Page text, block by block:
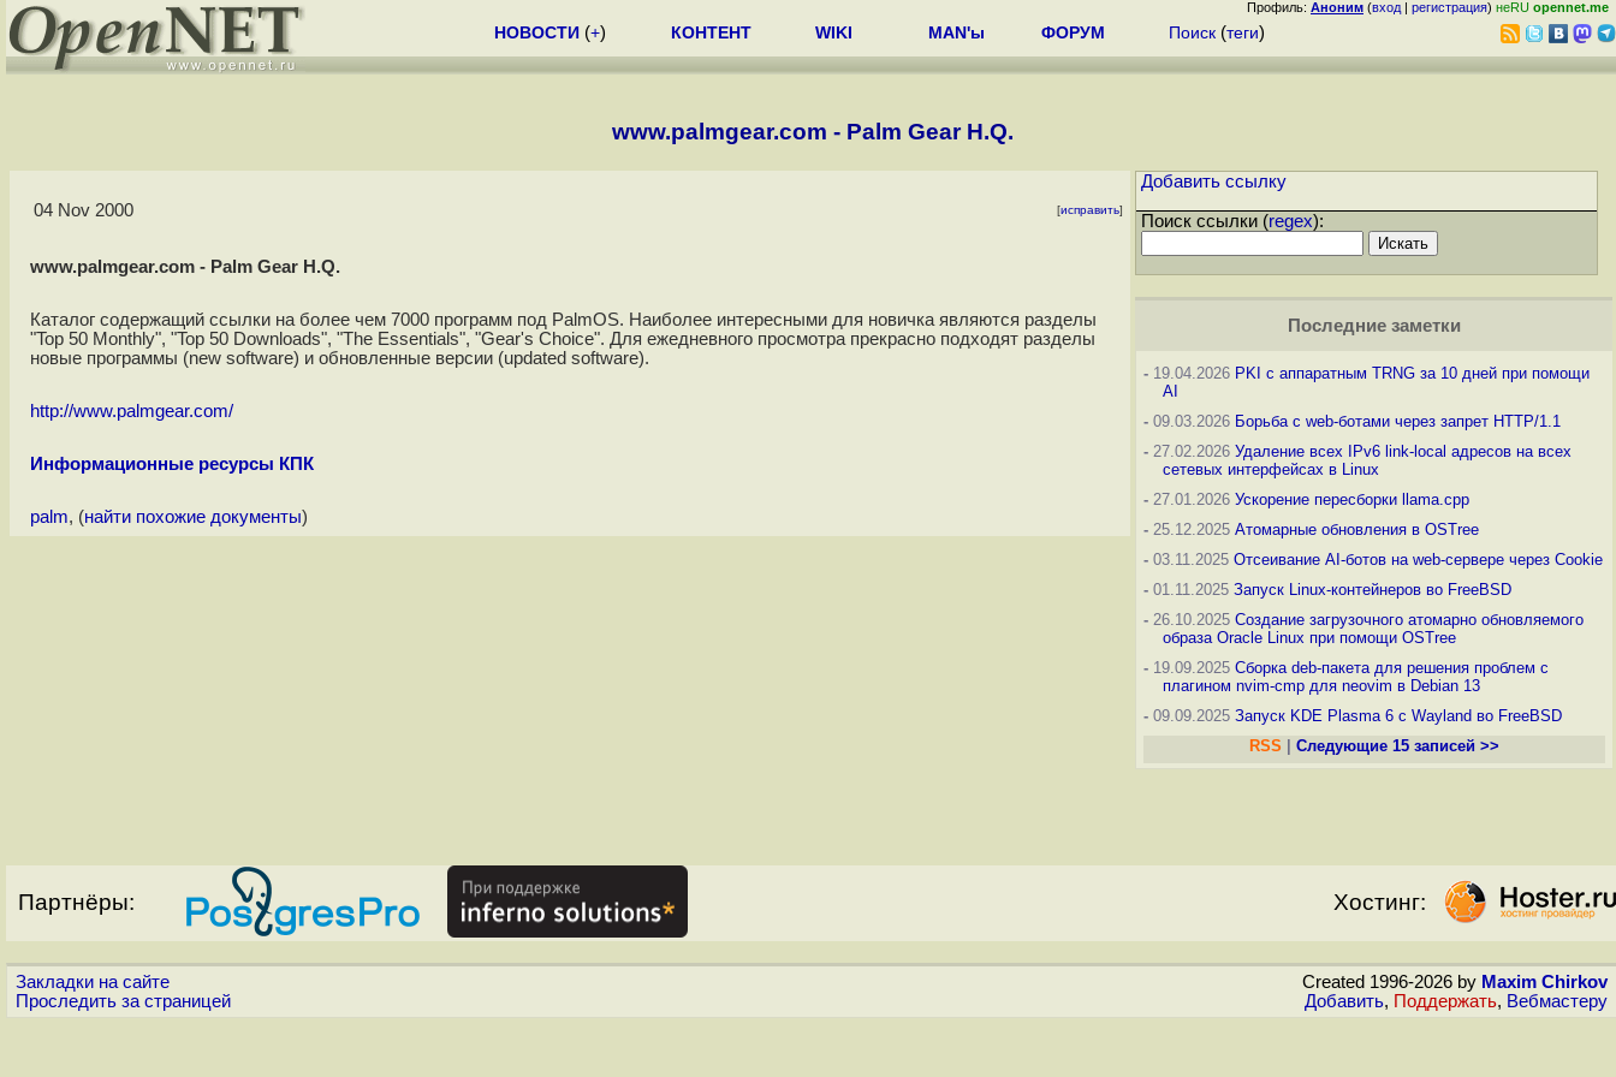
Профиль: Аноним (вход | регистрация) неRU opennet.me
НОВОСТИ (+) КОНТЕНТ WIKI MAN'ы ФОРУМ Поиск (теги)
www.palmgear.com - Palm Gear H.Q.
04 Nov 2000 [исправить]
www.palmgear.com - Palm Gear H.Q.
Каталог содержащий ссылки на более чем 7000 программ под PalmOS. Наиболее интересными для новичка являются разделы
"Top 50 Monthly", "Top 50 Downloads", "The Essentials", "Gear's Choice". Для ежедневного просмотра прекрасно подходят разделы
новые программы (new software) и обновленные версии (updated software).
http://www.palmgear.com/
Информационные ресурсы КПК
palm, (найти похожие документы)
Добавить ссылку
Поиск ссылки (regex):
Последние заметки
- 19.04.2026 PKI с аппаратным TRNG за 10 дней при помощи
AI
- 09.03.2026 Борьба с web-ботами через запрет HTTP/1.1
- 27.02.2026 Удаление всех IPv6 link-local адресов на всех
сетевых интерфейсах в Linux
- 27.01.2026 Ускорение пересборки llama.cpp
- 25.12.2025 Атомарные обновления в OSTree
- 03.11.2025 Отсеивание AI-ботов на web-сервере через Cookie
- 01.11.2025 Запуск Linux-контейнеров во FreeBSD
- 26.10.2025 Создание загрузочного атомарно обновляемого
образа Oracle Linux при помощи OSTree
- 19.09.2025 Сборка deb-пакета для решения проблем с
плагином nvim-cmp для neovim в Debian 13
- 09.09.2025 Запуск KDE Plasma 6 с Wayland во FreeBSD
RSS
Следующие 15 записей >>
Партнёры: Хостинг:
Закладки на сайте
Проследить за страницей
Created 1996-2026 by Maxim Chirkov
Добавить, Поддержать, Вебмастеру